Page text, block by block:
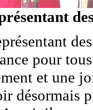
pour
et une
désormais